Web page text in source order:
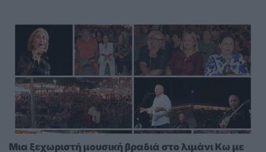
Μια ξεχωριστή μουσική βραδιά στο λιμάνι Κω με